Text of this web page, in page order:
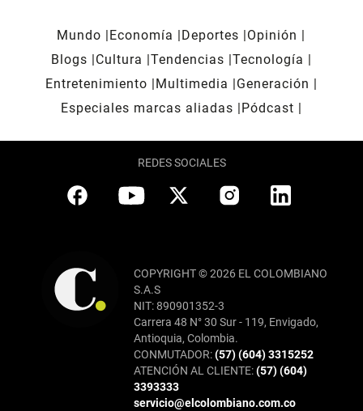
Mundo Economía Deportes
Opinión
Blogs
Cultura Tendencias Tecnología
Entretenimiento
Multimedia
Generación
Especiales marcas aliadas
Pódcast
REDES SOCIALES
COPYRIGHT © 2026 EL COLOMBIANO
S.A.S
NIT: 890901352-3
Carrera 48 N° 30 Sur - 119, Envigado,
Antioquia, Colombia.
CONMUTADOR:(57) (604) 3315252
ATENCIÓN AL CLIENTE:(57) (604)
3393333
servicio@elcolombiano.com.co